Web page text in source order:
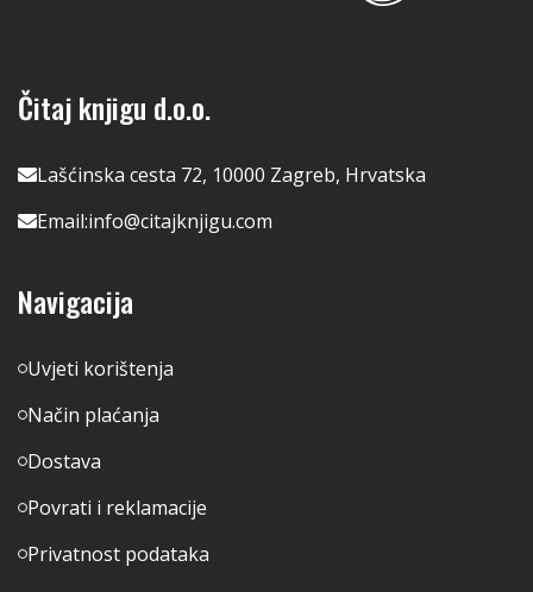
Čitaj knjigu d.o.o.
Lašćinska cesta 72, 10000 Zagreb, Hrvatska
Email:info@citajknjigu.com
Navigacija
Uvjeti korištenja
Način plaćanja
Dostava
Povrati i reklamacije
Privatnost podataka